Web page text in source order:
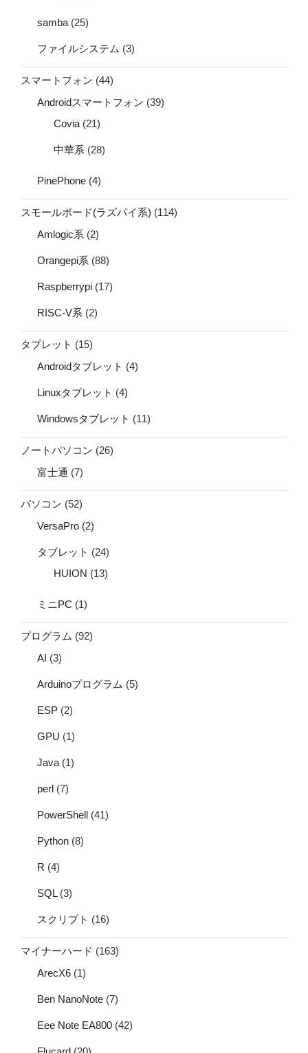
samba (25)
ファイルシステム (3)
スマートフォン (44)
Androidスマートフォン (39)
Covia (21)
中華系 (28)
PinePhone (4)
スモールボード(ラズパイ系) (114)
Amlogic系 (2)
Orangepi系 (88)
Raspberrypi (17)
RISC-V系 (2)
タブレット (15)
Androidタブレット (4)
Linuxタブレット (4)
Windowsタブレット (11)
ノートパソコン (26)
富士通 (7)
パソコン (52)
VersaPro (2)
タブレット (24)
HUION (13)
ミニPC (1)
プログラム (92)
AI (3)
Arduinoプログラム (5)
ESP (2)
GPU (1)
Java (1)
perl (7)
PowerShell (41)
Python (8)
R (4)
SQL(3)
スクリプト (16)
マイナーハード (163)
ArecX6 (1)
Ben NanoNote (7)
Eee Note EA800 (42)